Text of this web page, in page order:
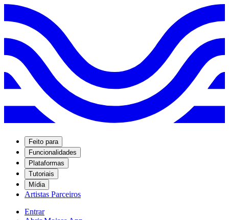
Feito para
Funcionalidades
Plataformas
Tutoriais
Mídia
Artistas Parceiros
Entrar